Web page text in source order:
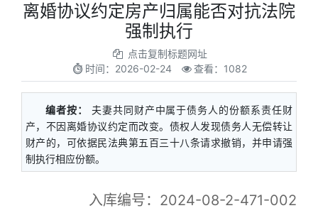
离婚协议约定房产归属能否对抗法院
强制执行
点击复制标题网址
时间： 2026-02-24 查看：1082
编者按：
夫妻共同财产中属于债务人的份额系责任财
产，不因离婚协议约定而改变。债权人发现债务人无偿转让
财产的，可依据民法典第五百三十八条请求撤销，并申请强
制执行相应份额。
入库编号：2024-08-2-471-002